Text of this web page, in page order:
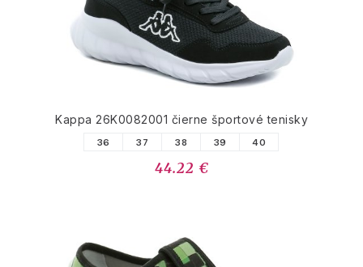
Kappa 26K0082001 čierne športové tenisky
36 37 38 39 40
44.22 €